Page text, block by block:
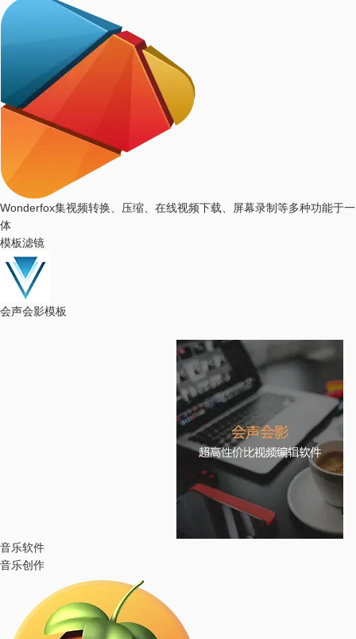
Wonderfox集视频转换、压缩、在线视频下载、屏幕录制等多种功能于一
体
模板滤镜
会声会影模板
音乐软件
音乐创作